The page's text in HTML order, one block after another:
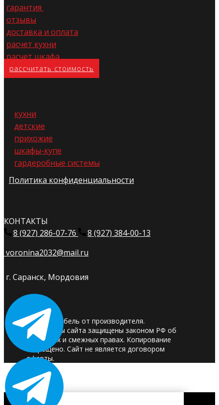
гарантия
отзывы
доставка и оплата
расчет кухни
расчет шкафа
расс​читать стоимость
кухни
детские
прихожие
шкафы-купе
гардеробные системы
Политика конфиденциальности
КОНТАКТЫ
8 (927) 286-07-76
8 (927) 384-00-13
voronina2032@mail.ru
г. Саранск, Мордовия
© 2025. Мебель от производителя.
Материалы сайта защищены законом РФ об
авторских и смежных правах. Копирование
запрещено. Сайт не является договором
оферты.